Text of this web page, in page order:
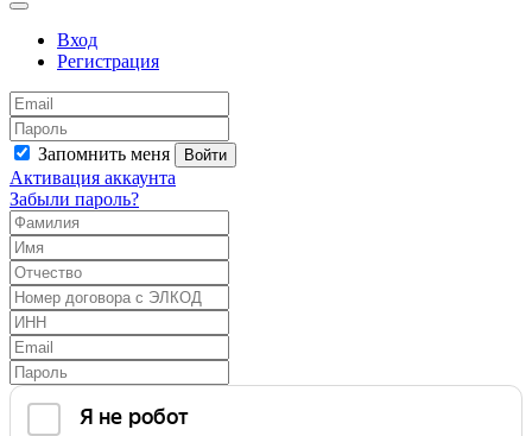
Вход
Регистрация
Запомнить меня Войти
Активация аккаунта
Забыли пароль?